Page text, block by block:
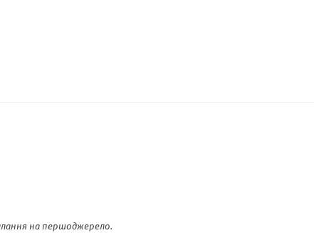
на першоджерело.